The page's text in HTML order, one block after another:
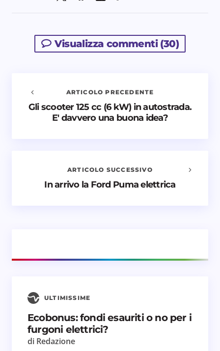
Visualizza commenti (30)
Salva il mio nome e email in questo browser
per il prossimo commento.
Avvisami quando vengono aggiunti nuovi
commenti
ARTICOLO PRECEDENTE
Gli scooter 125 cc (6 kW) in autostrada.
E' davvero una buona idea?
ARTICOLO SUCCESSIVO
In arrivo la Ford Puma elettrica
ULTIMISSIME
Ecobonus: fondi esauriti o no per i
furgoni elettrici?
di Redazione